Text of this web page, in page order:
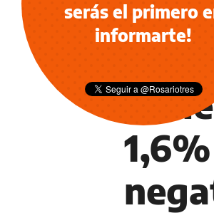
INFORMACIÓN
serás el primero
informarte!